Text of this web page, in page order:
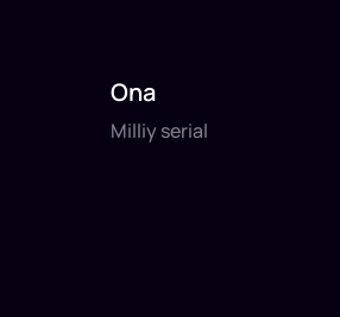
Milliy serial
daq
Ona
Milliy serial